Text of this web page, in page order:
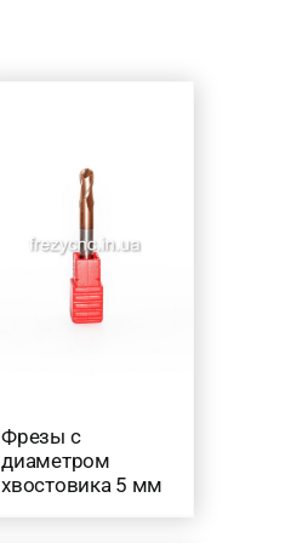
Фрезы с
диаметром
хвостовика 5 мм